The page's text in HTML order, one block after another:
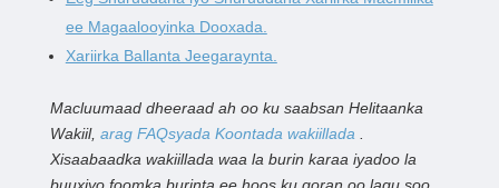
ee Magaalooyinka Dooxada.
Xariirka Ballanta Jeegaraynta.
Macluumaad dheeraad ah oo ku saabsan Helitaanka
Wakiil, arag FAQsyada Koontada wakiillada
Xisaabaadka wakiillada waa la burin karaa iyadoo la
buuxiyo foomka burinta ee hoos ku qoran oo lagu soo